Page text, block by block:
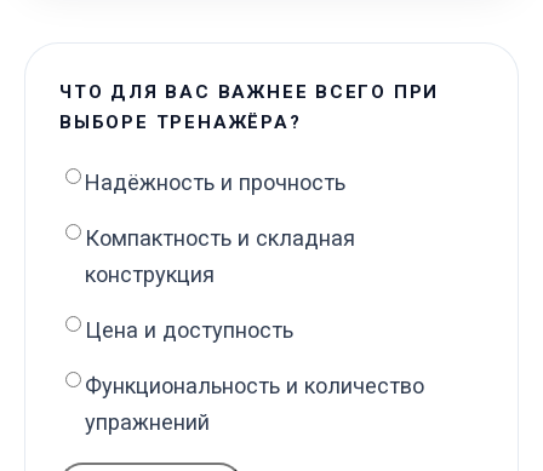
ЧТО ДЛЯ ВАС ВАЖНЕЕ ВСЕГО ПРИ
ВЫБОРЕ ТРЕНАЖЁРА?
Надёжность и прочность
Компактность и складная
конструкция
Цена и доступность
Функциональность и количество
упражнений